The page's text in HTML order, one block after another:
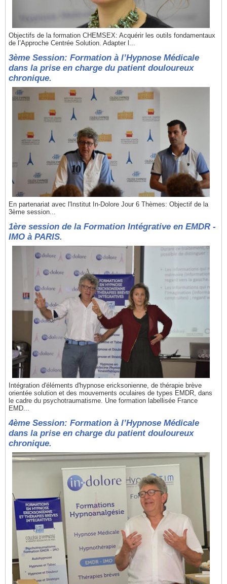
Objectifs de la formation CHEMSEX: Acquérir les outils fondamentaux
de l’Approche Centrée Solution. Adapter l...
3ème Session: Formation à l’Hypnose Médicale
dans la prise en charge du patient douloureux
chronique.
En partenariat avec l'Institut In-Dolore Jour 6 Thèmes: Objectif de la
3ème session...
1ère session de la Formation Intégrative en EMDR -
IMO à PARIS.
Intégration d'éléments d'hypnose ericksonienne, de thérapie brève
orientée solution et des mouvements oculaires de types EMDR, dans
le cadre du psychotraumatisme. Une formation labellisée France
EMD...
4ème Session: Formation à l’Hypnose Médicale
dans la prise en charge du patient douloureux
chronique.